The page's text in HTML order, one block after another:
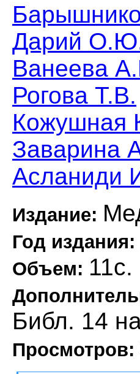
Дарий
Ванеева
Рогова Т.В.
Кожушная
Заварина
Асланиди
Издание:
Год издания:
Объем: 11с.
Библ. 14
Просмотров: